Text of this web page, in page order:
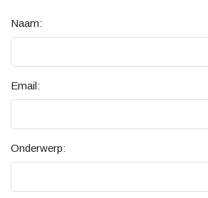
Naam:
Email:
Onderwerp: